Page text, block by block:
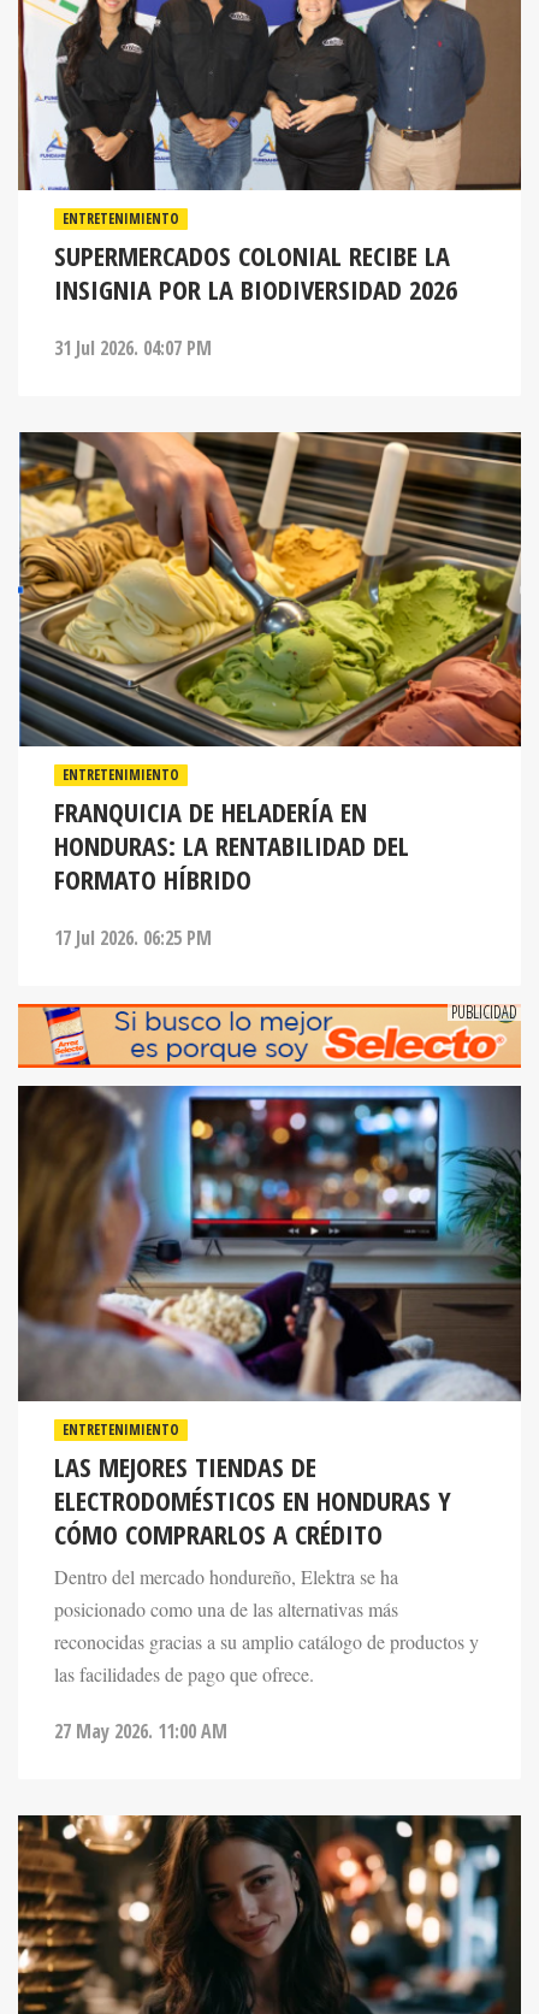
ENTRETENIMIENTO
SUPERMERCADOS COLONIAL RECIBE LA
INSIGNIA POR LA BIODIVERSIDAD 2026
31 Jul 2026. 04:07 PM
ENTRETENIMIENTO
FRANQUICIA DE HELADERÍA EN
HONDURAS: LA RENTABILIDAD DEL
FORMATO HÍBRIDO
17 Jul 2026. 06:25 PM
LAS MEJORES TIENDAS DE
ELECTRODOMÉSTICOS EN HONDURAS Y
CÓMO COMPRARLOS A CRÉDITO
Dentro del mercado hondureño, Elektra se ha
posicionado como una de las alternativas más
reconocidas gracias a su amplio catálogo de productos y
las facilidades de pago que ofrece.